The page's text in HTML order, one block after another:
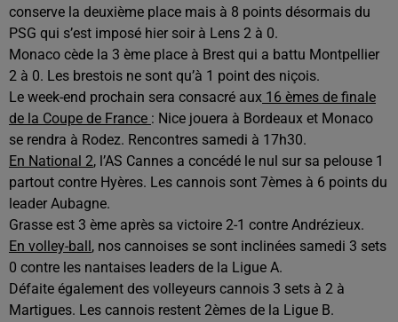
conserve la deuxième place mais à 8 points désormais du
PSG qui s’est imposé hier soir à Lens 2 à 0.
Monaco cède la 3 ème place à Brest qui a battu Montpellier
2 à 0. Les brestois ne sont qu’à 1 point des niçois.
Le week-end prochain sera consacré aux 16 èmes de finale
de la Coupe de France : Nice jouera à Bordeaux et Monaco
se rendra à Rodez. Rencontres samedi à 17h30.
En National 2, l’AS Cannes a concédé le nul sur sa pelouse 1
partout contre Hyères. Les cannois sont 7èmes à 6 points du
leader Aubagne.
Grasse est 3 ème après sa victoire 2-1 contre Andrézieux.
En volley-ball, nos cannoises se sont inclinées samedi 3 sets
0 contre les nantaises leaders de la Ligue A.
Défaite également des volleyeurs cannois 3 sets à 2 à
Martigues. Les cannois restent 2èmes de la Ligue B.